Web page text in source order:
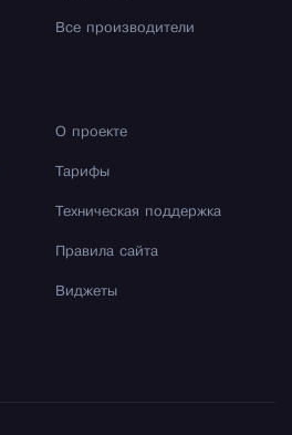
Все производители
О проекте
Тарифы
Техническая поддержка
Правила сайта
Виджеты